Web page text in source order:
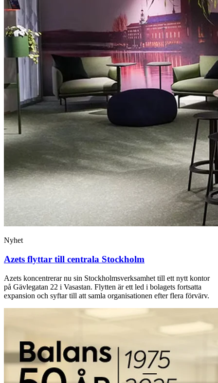
Nyhet
Azets flyttar till centrala Stockholm
Azets koncentrerar nu sin Stockholmsverksamhet till ett nytt kontor
på Gävlegatan 22 i Vasastan. Flytten är ett led i bolagets fortsatta
expansion och syftar till att samla organisationen efter flera förvärv.